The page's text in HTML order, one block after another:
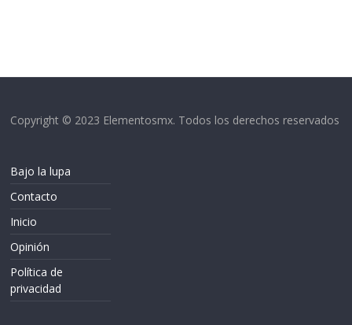
Copyright © 2023 Elementosmx. Todos los derechos reservados
Bajo la lupa
Contacto
Inicio
Opinión
Política de
privacidad